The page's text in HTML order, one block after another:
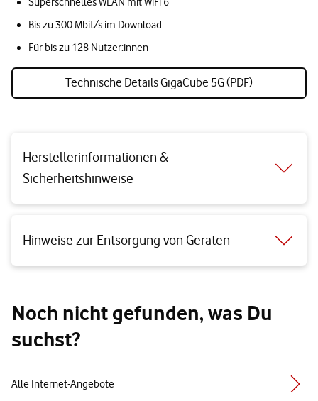
Bis zu 300 Mbit/s im Download
Für bis zu 128 Nutzer:innen
Technische Details GigaCube 5G (PDF)
Herstellerinformationen &
Sicherheitshinweise
Hinweise zur Entsorgung von Geräten
Noch nicht gefunden, was Du
suchst?
Alle Internet-Angebote